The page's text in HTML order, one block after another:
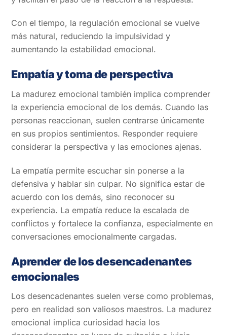
Con el tiempo, la regulación emocional se vuelve
más natural, reduciendo la impulsividad y
aumentando la estabilidad emocional.
Empatía y toma de perspectiva
La madurez emocional también implica comprender
la experiencia emocional de los demás. Cuando las
personas reaccionan, suelen centrarse únicamente
en sus propios sentimientos. Responder requiere
considerar la perspectiva y las emociones ajenas.
La empatía permite escuchar sin ponerse a la
defensiva y hablar sin culpar. No significa estar de
acuerdo con los demás, sino reconocer su
experiencia. La empatía reduce la escalada de
conflictos y fortalece la confianza, especialmente en
conversaciones emocionalmente cargadas.
Aprender de los desencadenantes
emocionales
Los desencadenantes suelen verse como problemas,
pero en realidad son valiosos maestros. La madurez
emocional implica curiosidad hacia los